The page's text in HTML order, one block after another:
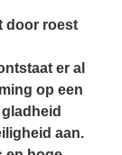
door roest
er al
op een
aan.